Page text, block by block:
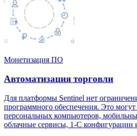
Монетизация ПО
Автоматизация торговли
Для платформы Sentinel нет
программного обеспечения. Это
персональных компьютеров,
облачные сервисы, 1-С конфигурации